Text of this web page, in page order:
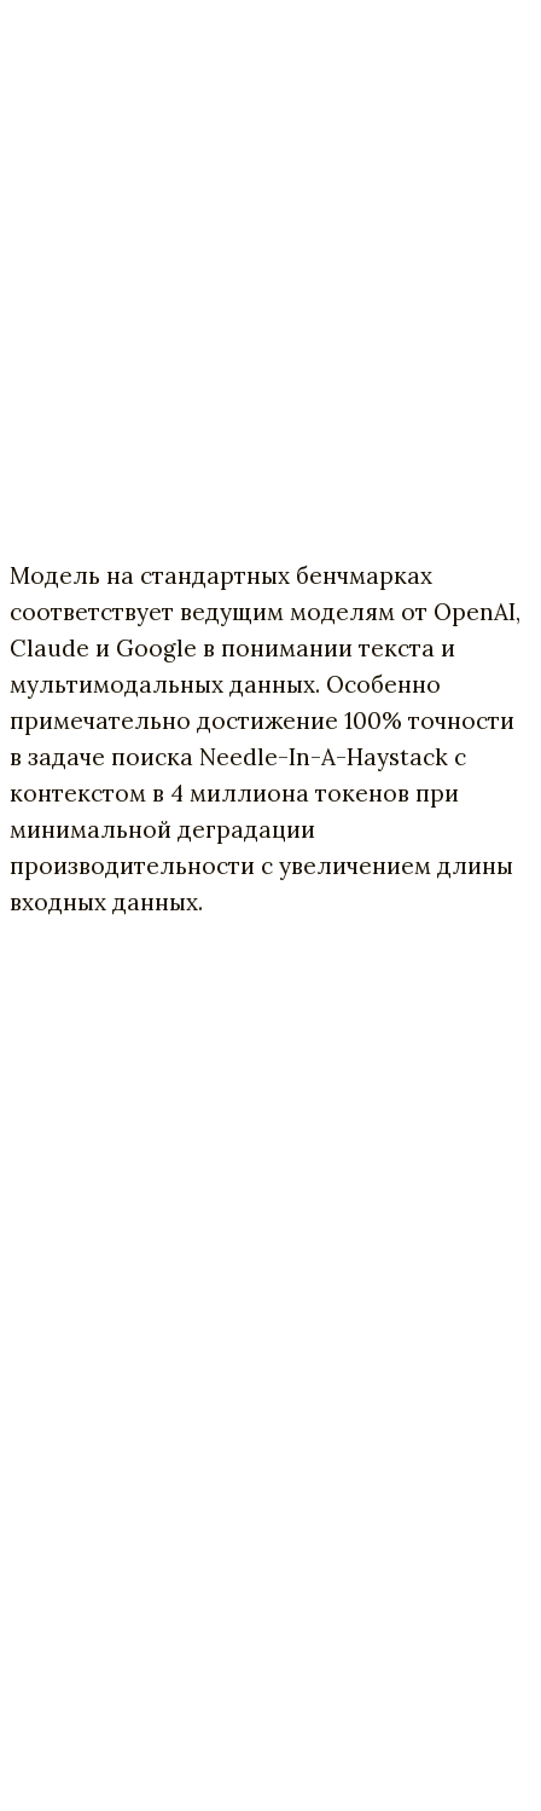
Модель на стандартных бенчмарках
соответствует ведущим моделям от OpenAI,
Claude и Google в понимании текста и
мультимодальных данных. Особенно
примечательно достижение 100% точности
в задаче поиска Needle-In-A-Haystack с
контекстом в 4 миллиона токенов при
минимальной деградации
производительности с увеличением длины
входных данных.